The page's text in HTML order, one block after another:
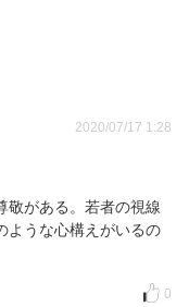
2020/07/17 1:28
敬がある。若者の視線
ような心構えがいるの
0